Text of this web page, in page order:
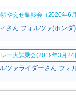
2000年 FORZA・新
登場
やえせ撮影会（2020年6
さん:フォルツァ(ホンダ)
ー大試乗会(2019年3月24
ツァライダーさん:フォ